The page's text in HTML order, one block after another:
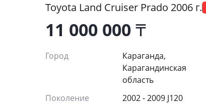
Toyota Land Cruiser Prado 2006 г.
11 000 000₸
Город
Караганда,
Карагандинская
область
Поколение
2002 - 2009 J120